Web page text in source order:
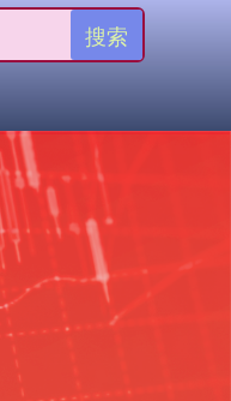
搜索